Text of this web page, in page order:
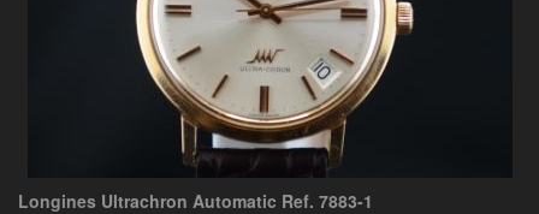
Longines Ultrachron Automatic Ref. 7883-1